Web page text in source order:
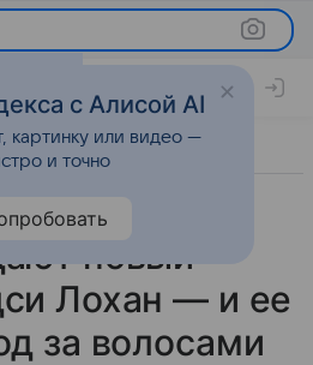
Красота
новый
Лохан — и ее
за волосами
с Алисой AI
картинку или видео —
и точно